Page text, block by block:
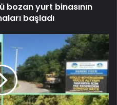
bozan yurt binasının
başladı